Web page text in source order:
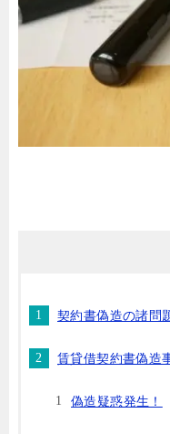
契約書偽造の諸問
賃貸借契約書偽造
偽造疑惑発生！